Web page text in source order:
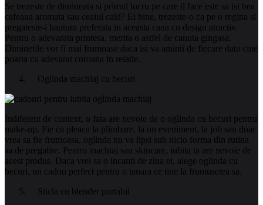
Se trezeste de dimineata si primul lucru pe care il face este sa isi bea
cafeaua aromata sau ceaiul cald? Ei bine, trezeste-o ca pe o regina si
pregateste-i bautura preferata in aceasta cana cu design atractiv.
Pentru o adevarata printesa, merita o astfel de canuta gingasa.
Diminetile vor fi mai frumoase daca isi va aminti de fiecare data cine
poarta cu adevarat coroana in relatie.
Oglinda machiaj cu becuri
Indiferent de context, o fata are nevoie de o oglinda cu becuri pentru
make-up. Fie ca pleaca la plimbare, la un eveniment, la job sau doar
vrea sa fie frumoasa, oglinda nu va lipsi sub nicio forma din rutina
sa de pregatire. Pentru machiaj sau skincare, iubita ta are nevoie de
acest produs. Daca vrei sa o incanti de ziua ei, alege oglinda cu
becuri, un cadou perfect pentru o tanara ce tine la frumusetea sa.
Sticla cu blender portabil